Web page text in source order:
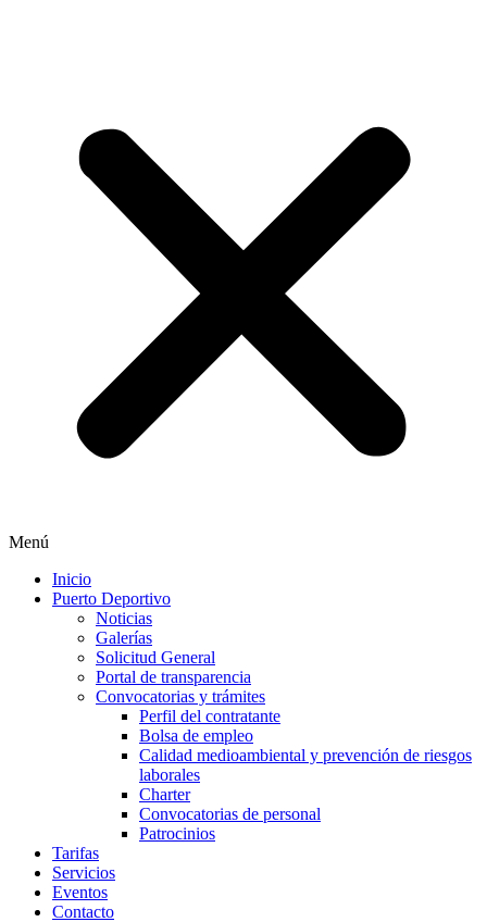
Menú
Inicio
Puerto Deportivo
Noticias
Galerías
Solicitud General
Portal de transparencia
Convocatorias y trámites
Perfil del contratante
Bolsa de empleo
Calidad medioambiental y prevención de riesgos
laborales
Charter
Convocatorias de personal
Patrocinios
Tarifas
Servicios
Eventos
Contacto